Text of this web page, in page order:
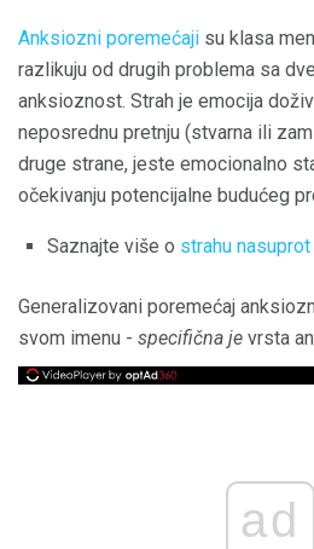
Anksiozni poremećaji su klasa
razlikuju od drugih problema sa
anksioznost. Strah je emocija
neposrednu pretnju (stvarna ili
druge strane, jeste emocionalno
očekivanju potencijalne budućeg
Saznajte više o strahu
Generalizovani poremećaj
svom imenu - specifična je vrsta
ad